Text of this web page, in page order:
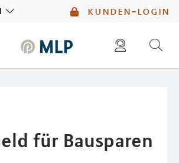
kunden-login
für Bausparen